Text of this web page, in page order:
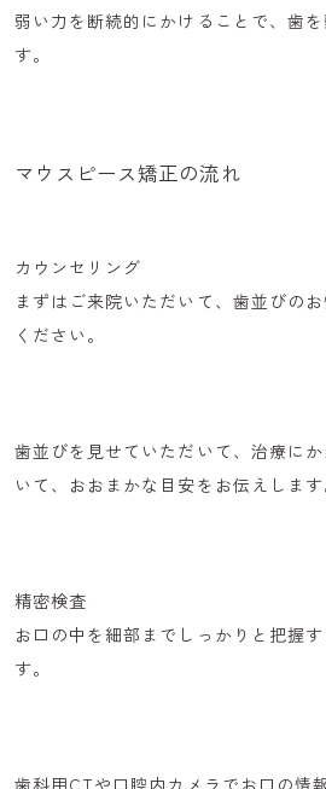
弱い力を断続的にかける ことで、歯
す。
マウスピース矯正の流れ
カウンセリング
まずはご来院いただいて、 歯並びの
ください。
歯並びを見せていただいて、治療に
いて、おおまかな目安をお伝えします
精密検査
お口の中を細部までしっかりと把握
す。
歯科用CTや口腔内カメラ でお口の情